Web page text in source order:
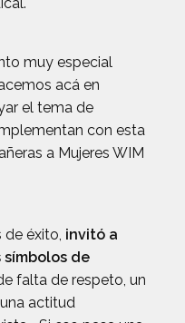
muy especial
acá en
el tema de
con esta
a Mujeres WIM
de éxito, invitó a
símbolos de
falta de respeto, un
actitud